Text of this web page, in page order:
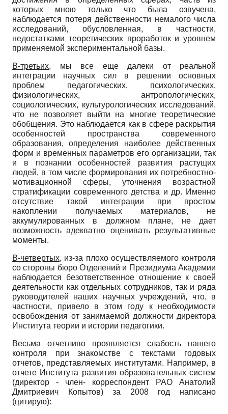
которых мною только что была озвучена,
наблюдается потеря действенности немалого числа
исследований, обусловленная, в частности,
недостатками теоретических проработок и уровнем
применяемой экспериментальной базы.
В-третьих, мы все еще далеки от реальной
интеграции научных сил в решении основных
проблем педагогических, психологических,
физиологических, антропологических,
социологических, культурологических исследований,
что не позволяет выйти на многие теоретические
обобщения. Это наблюдается как в сфере раскрытия
особенностей пространства современного
образования, определения наиболее действенных
форм и временных параметров его организации, так
и в познании особенностей развития растущих
людей, в том числе формирования их потребностно-
мотивационной сферы, уточнения возрастной
стратификации современного детства и др. Именно
отсутствие такой интеграции при простом
накоплении получаемых материалов, не
аккумулированных в должном плане, не дает
возможность адекватно оценивать результативные
моменты.
В-четвертых, из-за плохо осуществляемого контроля
со стороны бюро Отделений и Президиума Академии
наблюдается безответственное отношение к своей
деятельности как отдельных сотрудников, так и ряда
руководителей наших научных учреждений, что, в
частности, привело в этом году к необходимости
освобождения от занимаемой должности директора
Института теории и истории педагогики.
Весьма отчетливо проявляется слабость нашего
контроля при знакомстве с текстами годовых
отчетов, представляемых институтами. Например, в
отчете Института развития образовательных систем
(директор - член- корреспондент РАО Анатолий
Дмитриевич Копытов) за 2008 год написано
(цитирую):